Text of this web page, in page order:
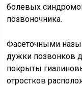
болевых
позвоночника.
Фасеточными
дужки позвонков
покрыты
отростков